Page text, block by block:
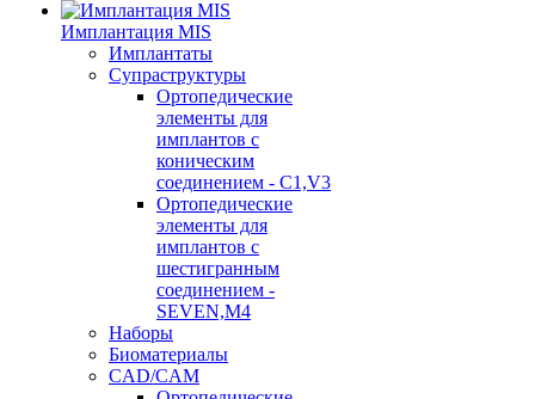
Имплантация MIS
Имплантаты
Супраструктуры
Ортопедические
элементы для
имплантов с
коническим
соединением - C1,V3
Ортопедические
элементы для
имплантов с
шестигранным
соединением -
SEVEN,M4
Наборы
Биоматериалы
CAD/CAM